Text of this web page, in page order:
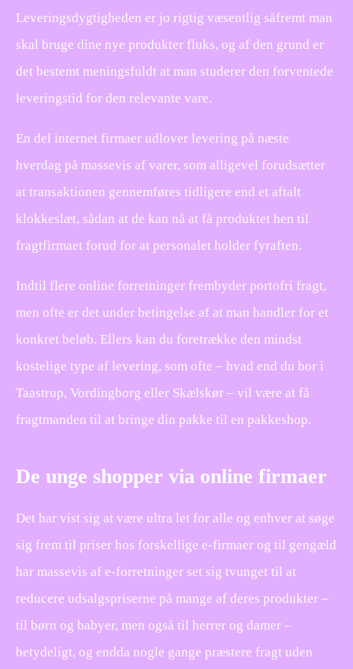
Leveringsdygtigheden er jo rigtig væsentlig såfremt man
skal bruge dine nye produkter fluks, og af den grund er
det bestemt meningsfuldt at man studerer den forventede
leveringstid for den relevante vare.
En del internet firmaer udlover levering på næste
hverdag på massevis af varer, som alligevel forudsætter
at transaktionen gennemføres tidligere end et aftalt
klokkeslæt, sådan at de kan nå at få produktet hen til
fragtfirmaet forud for at personalet holder fyraften.
Indtil flere online forretninger frembyder portofri fragt,
men ofte er det under betingelse af at man handler for et
konkret beløb. Ellers kan du foretrække den mindst
kostelige type af levering, som ofte – hvad end du bor i
Taastrup, Vordingborg eller Skælskør – vil være at få
fragtmanden til at bringe din pakke til en pakkeshop.
De unge shopper via online firmaer
Det har vist sig at være ultra let for alle og enhver at søge
sig frem til priser hos forskellige e-firmaer og til gengæld
har massevis af e-forretninger set sig tvunget til at
reducere udsalgspriserne på mange af deres produkter –
til børn og babyer, men også til herrer og damer –
betydeligt, og endda nogle gange præstere fragt uden